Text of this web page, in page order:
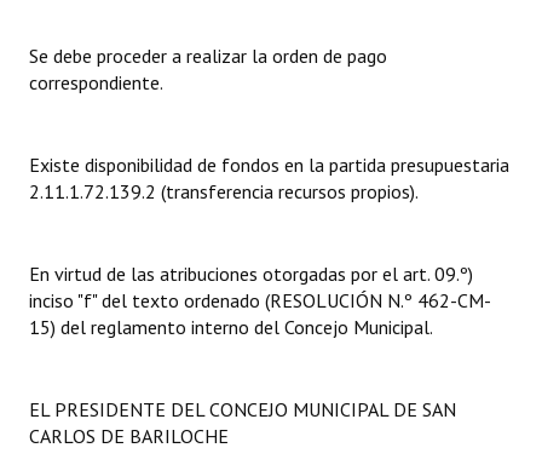
Dictámenes Asesoría Letrada
Ejecución Presupuestaria
NORMATIVA
Declaraciones
Se debe proceder a realizar la orden de pago
correspondiente.
Existe disponibilidad de fondos en la partida presupuestaria
2.11.1.72.139.2 (transferencia recursos propios).
En virtud de las atribuciones otorgadas por el art. 09.º)
inciso "f" del texto ordenado (RESOLUCIÓN N.º 462-CM-
15) del reglamento interno del Concejo Municipal.
EL PRESIDENTE DEL CONCEJO MUNICIPAL DE SAN
CARLOS DE BARILOCHE